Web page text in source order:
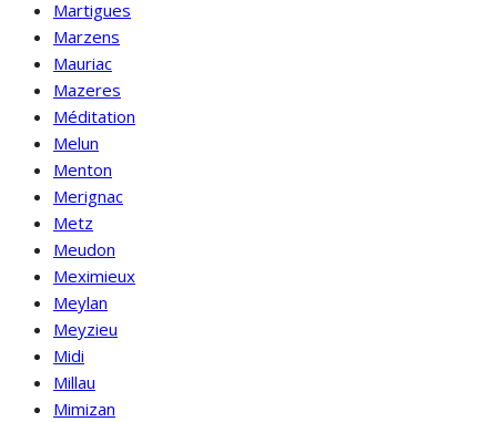
Martigues
Marzens
Mauriac
Mazeres
Méditation
Melun
Menton
Merignac
Metz
Meudon
Meximieux
Meylan
Meyzieu
Midi
Millau
Mimizan